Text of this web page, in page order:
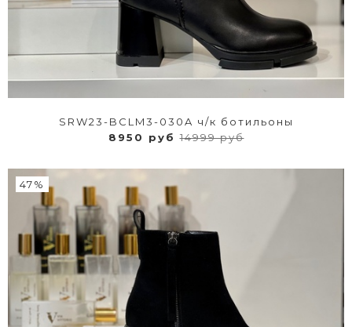
SRW23-BCLM3-030A ч/к ботильоны
8950 руб14999 руб
47%